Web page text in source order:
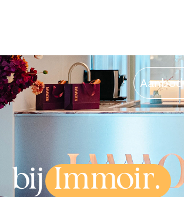
Aanbod
bijImmoir.